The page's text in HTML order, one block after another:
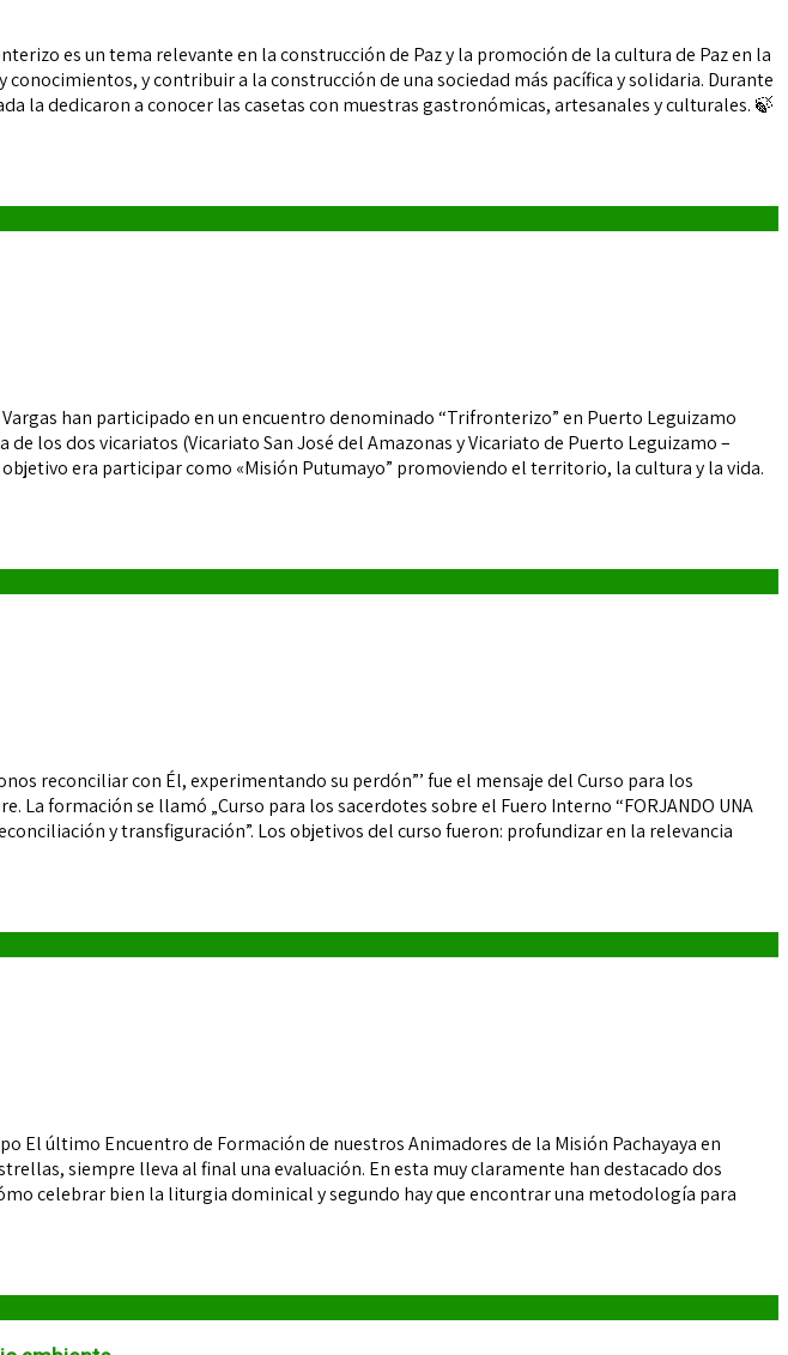
es un tema relevante en la construcción de Paz y la promoción de la cultura de Paz en la
y contribuir a la construcción de una sociedad más pacífica y solidaria. Durante
la dedicaron a conocer las casetas con muestras gastronómicas, artesanales y culturales. 🍃
han participado en un encuentro denominado “Trifronterizo” en Puerto Leguizamo
los dos vicariatos (Vicariato San José del Amazonas y Vicariato de Puerto Leguizamo –
era participar como «Misión Putumayo” promoviendo el territorio, la cultura y la vida.
reconciliar con Él, experimentando su perdón”’ fue el mensaje del Curso para los
formación se llamó „Curso para los sacerdotes sobre el Fuero Interno “FORJANDO UNA
y transfiguración”. Los objetivos del curso fueron: profundizar en la relevancia
El último Encuentro de Formación de nuestros Animadores de la Misión Pachayaya en
siempre lleva al final una evaluación. En esta muy claramente han destacado dos
celebrar bien la liturgia dominical y segundo hay que encontrar una metodología para